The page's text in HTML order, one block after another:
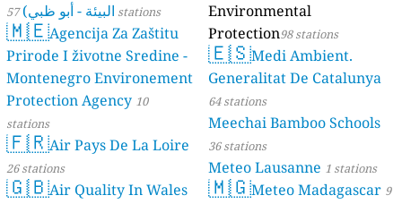
البيئة - أبو ظبي) 57 stations
🇲🇪Agencija Za Zaštitu
Prirode I životne Sredine -
Montenegro Environement
Protection Agency 10
stations
🇫🇷Air Pays De La Loire
26 stations
🇬🇧Air Quality In Wales
Environmental
Protection98 stations
🇪🇸Medi Ambient.
Generalitat De Catalunya
64 stations
Meechai Bamboo Schools
36 stations
Meteo Lausanne 1 stations
🇲🇬Meteo Madagascar 9